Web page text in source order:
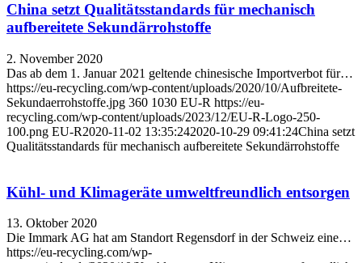
China setzt Qualitätsstandards für mechanisch
aufbereitete Sekundärrohstoffe
2. November 2020
Das ab dem 1. Januar 2021 geltende chinesische Importverbot für…
https://eu-recycling.com/wp-content/uploads/2020/10/Aufbreitete-
Sekundaerrohstoffe.jpg 360 1030 EU-R https://eu-
recycling.com/wp-content/uploads/2023/12/EU-R-Logo-250-
100.png EU-R2020-11-02 13:35:242020-10-29 09:41:24China setzt
Qualitätsstandards für mechanisch aufbereitete Sekundärrohstoffe
Kühl- und Klimageräte umweltfreundlich entsorgen
13. Oktober 2020
Die Immark AG hat am Standort Regensdorf in der Schweiz eine…
https://eu-recycling.com/wp-